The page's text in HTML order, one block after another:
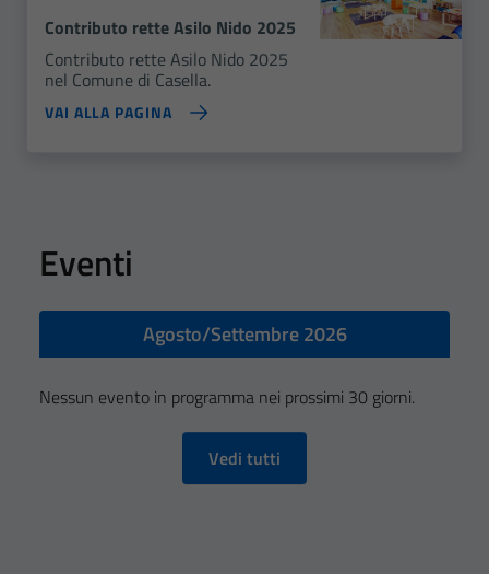
Contributo rette Asilo Nido 2025
Contributo rette Asilo Nido 2025
nel Comune di Casella.
VAI ALLA PAGINA
Eventi
Agosto/Settembre 2026
Nessun evento in programma nei prossimi 30 giorni.
Vedi tutti